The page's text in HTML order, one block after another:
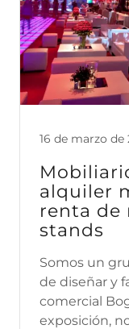
16 de marzo de
alquiler
renta de
stands
Somos un
de diseñar y
comercial
exposición,